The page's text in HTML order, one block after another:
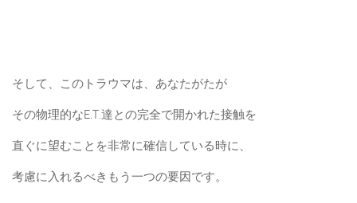
そして、このトラウマは、あなたがたが
その物理的なE.T.達との完全で開かれた接触を
直ぐに望むことを非常に確信している時に、
考慮に入れるべきもう一つの要因です。